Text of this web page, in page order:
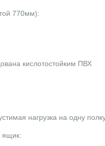
770мм):
кислотостойким ПВХ
нагрузка на одну
ящик: